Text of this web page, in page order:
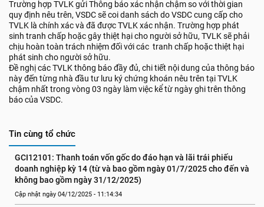
Trường hợp TVLK gửi Thông báo xác nhận chậm so với thời gian
quy định nêu trên, VSDC sẽ coi danh sách do VSDC cung cấp cho
TVLK là chính xác và đã được TVLK xác nhận. Trường hợp phát
sinh tranh chấp hoặc gây thiệt hại cho người sở hữu, TVLK sẽ phải
chịu hoàn toàn trách nhiệm đối với các tranh chấp hoặc thiệt hại
phát sinh cho người sở hữu.
Đề nghị các TVLK thông báo đầy đủ, chi tiết nội dung của thông báo
này đến từng nhà đầu tư lưu ký chứng khoán nêu trên tại TVLK
chậm nhất trong vòng 03 ngày làm việc kể từ ngày ghi trên thông
báo của VSDC.
Tin cùng tổ chức
GCI12101: Thanh toán vốn gốc do đáo hạn và lãi trái phiếu
doanh nghiệp kỳ 14 (từ và bao gồm ngày 01/7/2025 cho đến và
không bao gồm ngày 31/12/2025)
Cập nhật ngày 04/12/2025 - 11:14:34